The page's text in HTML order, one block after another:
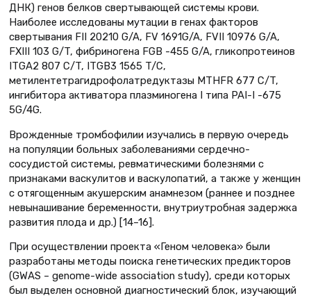
ДНК) генов белков свертывающей системы крови.
Наиболее исследованы мутации в генах факторов
свертывания FII 20210 G/A, FV 1691G/A, FVII 10976 G/A,
FXIII 103 G/T, фибриногена FGB -455 G/A, гликопротеинов
ITGA2 807 C/T, ITGB3 1565 T/C,
метилентетрагидрофолатредуктазы MTHFR 677 C/T,
ингибитора активатора плазминогена I типа PAI-I -675
5G/4G.
Врожденные тромбофилии изучались в первую очередь
на популяции больных заболеваниями сердечно-
сосудистой системы, ревматическими болезнями с
признаками васкулитов и васкулопатий, а также у женщин
с отягощенным акушерским анамнезом (раннее и позднее
невынашивание беременности, внутриутробная задержка
развития плода и др.) [14–16].
При осуществлении проекта «Геном человека» были
разработаны методы поиска генетических предикторов
(GWAS – genome-wide аssociation study), среди которых
был выделен основной диагностический блок, изучающий